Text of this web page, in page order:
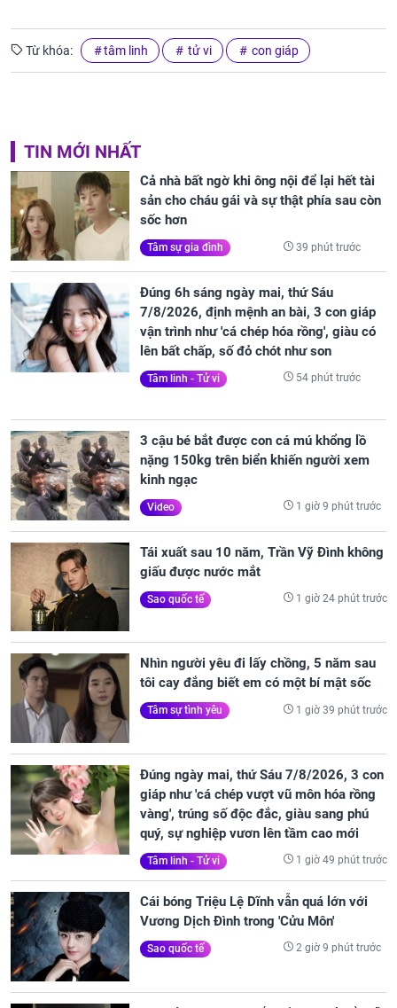
Từ khóa: tâm linh tử vi con giáp
TIN MỚI NHẤT
Cả nhà bất ngờ khi ông nội để lại hết tài
sản cho cháu gái và sự thật phía sau còn
sốc hơn
Tâm sự gia đình 39 phút trước
Đúng 6h sáng ngày mai, thứ Sáu
7/8/2026, định mệnh an bài, 3 con giáp
vận trình như 'cá chép hóa rồng', giàu có
lên bất chấp, số đỏ chót như son
Tâm linh - Tử vi 54 phút trước
3 cậu bé bắt được con cá mú khổng lồ
nặng 150kg trên biển khiến người xem
kinh ngạc
Video 1 giờ 9 phút trước
Tái xuất sau 10 năm, Trần Vỹ Đình không
giấu được nước mắt
Sao quốc tế 1 giờ 24 phút trước
Nhìn người yêu đi lấy chồng, 5 năm sau
tôi cay đắng biết em có một bí mật sốc
Tâm sự tình yêu 1 giờ 39 phút trước
Đúng ngày mai, thứ Sáu 7/8/2026, 3 con
giáp như 'cá chép vượt vũ môn hóa rồng
vàng', trúng số độc đắc, giàu sang phú
quý, sự nghiệp vươn lên tầm cao mới
Tâm linh - Tử vi 1 giờ 49 phút trước
Cái bóng Triệu Lệ Dĩnh vẫn quá lớn với
Vương Dịch Đình trong 'Cửu Môn'
Sao quốc tế 2 giờ 9 phút trước